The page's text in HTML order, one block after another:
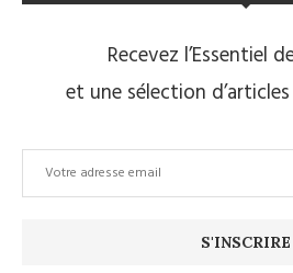
Recevez l’Essentiel
et une sélection